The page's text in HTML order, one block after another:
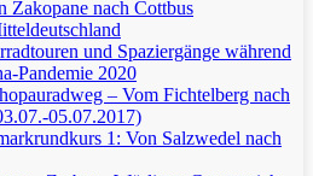
Zakopane nach Cottbus
und Spaziergänge während
Pandemie 2020
– Vom Fichtelberg nach
05.07.2017)
1: Von Salzwedel nach